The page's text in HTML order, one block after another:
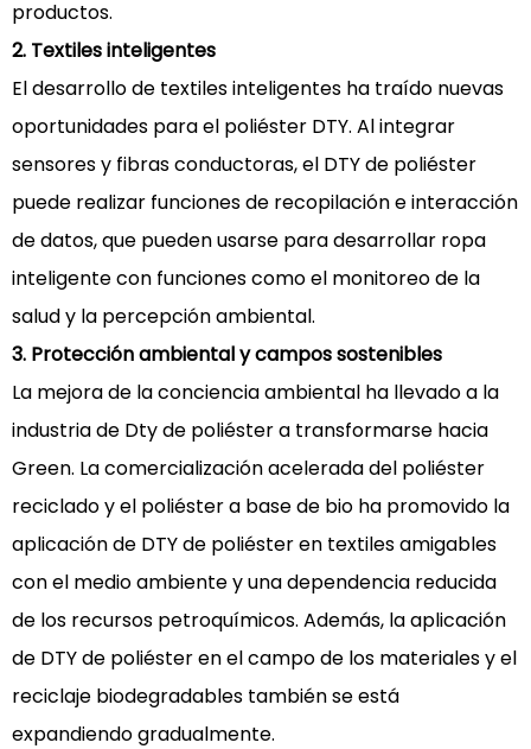
productos.
2. Textiles inteligentes
El desarrollo de textiles inteligentes ha traído nuevas
oportunidades para el poliéster DTY. Al integrar
sensores y fibras conductoras, el DTY de poliéster
puede realizar funciones de recopilación e interacción
de datos, que pueden usarse para desarrollar ropa
inteligente con funciones como el monitoreo de la
salud y la percepción ambiental.
3. Protección ambiental y campos sostenibles
La mejora de la conciencia ambiental ha llevado a la
industria de Dty de poliéster a transformarse hacia
Green. La comercialización acelerada del poliéster
reciclado y el poliéster a base de bio ha promovido la
aplicación de DTY de poliéster en textiles amigables
con el medio ambiente y una dependencia reducida
de los recursos petroquímicos. Además, la aplicación
de DTY de poliéster en el campo de los materiales y el
reciclaje biodegradables también se está
expandiendo gradualmente.